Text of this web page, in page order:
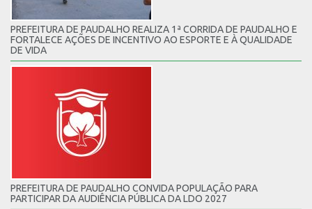
PREFEITURA DE PAUDALHO REALIZA 1ª CORRIDA DE PAUDALHO E
FORTALECE AÇÕES DE INCENTIVO AO ESPORTE E À QUALIDADE
DE VIDA
PREFEITURA DE PAUDALHO CONVIDA POPULAÇÃO PARA
PARTICIPAR DA AUDIÊNCIA PÚBLICA DA LDO 2027